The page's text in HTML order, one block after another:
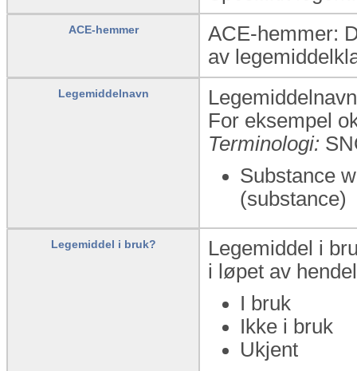
ACE-hemmer
ACE-hemmer:
av
Legemiddelnavn
For eksempel
Terminologi:
Substance
(substance)
Legemiddel i bruk?
Legemiddel i
i løpet av
I bruk
Ikke i bruk
Ukjent